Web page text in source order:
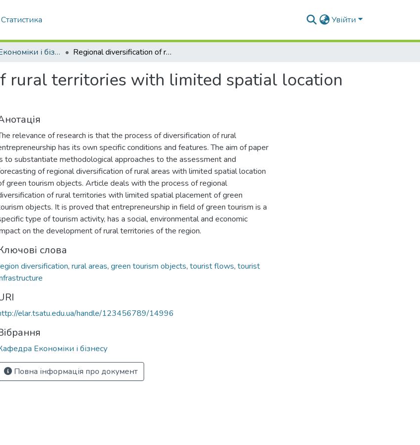
Статистика Увійти
Кафедра Економіки і бізнесу Regional diversification of rural territories with limited spatial location of green tourism objects
rural territories with limited spatial location
relevance of research is that the process of diversification of rural
has its own specific conditions and features. The aim of paper
to substantiate methodological approaches to the assessment and
of regional diversification of rural areas with limited spatial location
green tourism objects. Article deals with the process of regional
of rural territories with limited spatial placement of green
objects. It is proved that entrepreneurship in field of green tourism is a
type of tourism activity, has a social, environmental and economic
on the development of rural territories of the region.
слова
diversification, rural areas, green tourism objects, tourist flows, tourist
elar.tsatu.edu.ua/handle/123456789/14996
Економіки і бізнесу
Повна інформація про документ